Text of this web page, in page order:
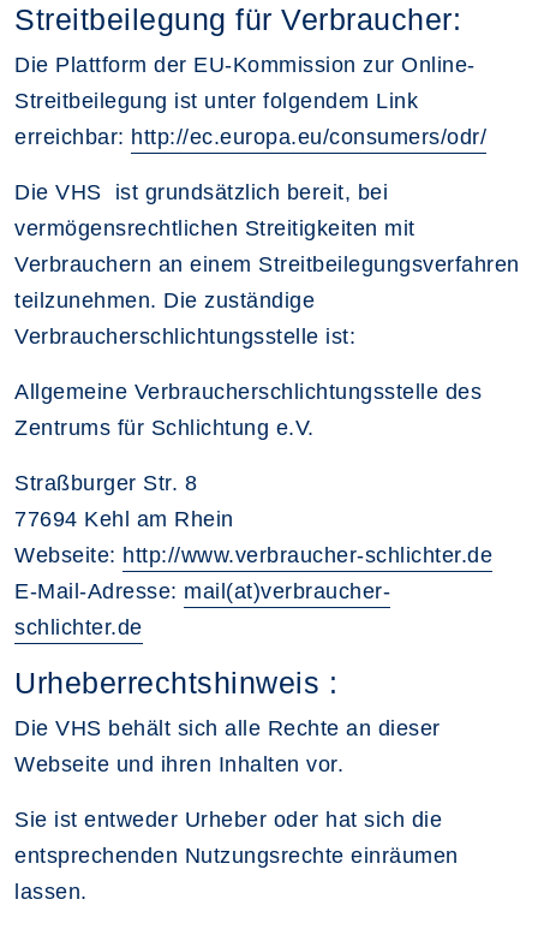
Streitbeilegung für Verbraucher:
Die Plattform der EU-Kommission zur Online-
Streitbeilegung ist unter folgendem Link
erreichbar: http://ec.europa.eu/consumers/odr/
Die VHS ist grundsätzlich bereit, bei
vermögensrechtlichen Streitigkeiten mit
Verbrauchern an einem Streitbeilegungsverfahren
teilzunehmen. Die zuständige
Verbraucherschlichtungsstelle ist:
Allgemeine Verbraucherschlichtungsstelle des
Zentrums für Schlichtung e.V.
Straßburger Str. 8
77694 Kehl am Rhein
Webseite: http://www.verbraucher-schlichter.de
E-Mail-Adresse: mail(at)verbraucher-
schlichter.de
Urheberrechtshinweis :
Die VHS behält sich alle Rechte an dieser
Webseite und ihren Inhalten vor.
Sie ist entweder Urheber oder hat sich die
entsprechenden Nutzungsrechte einräumen
lassen.